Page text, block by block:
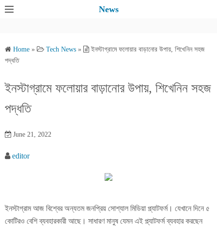
News
Home » Tech News »
ইনস্টাগ্রামে ফলোয়ার বাড়ানোর উপায়, শিখেনিন সহজ
পদ্ধতি
ইনস্টাগ্রামে ফলোয়ার বাড়ানোর উপায়, শিখেনিন সহজ
পদ্ধতি
June 21, 2022
editor
ইনস্টাগ্রাম আজ বিশ্বের অন্যতম জনপ্রিয় সোশ্যাল মিডিয়া প্ল্যাটফর্ম। যেখানে দিনে ৫
কোটিরও বেশি ব্যবহারকারী আছে। সাধারণ মানুষ যেমন এই প্ল্যাটফর্ম ব্যবহার করছেন